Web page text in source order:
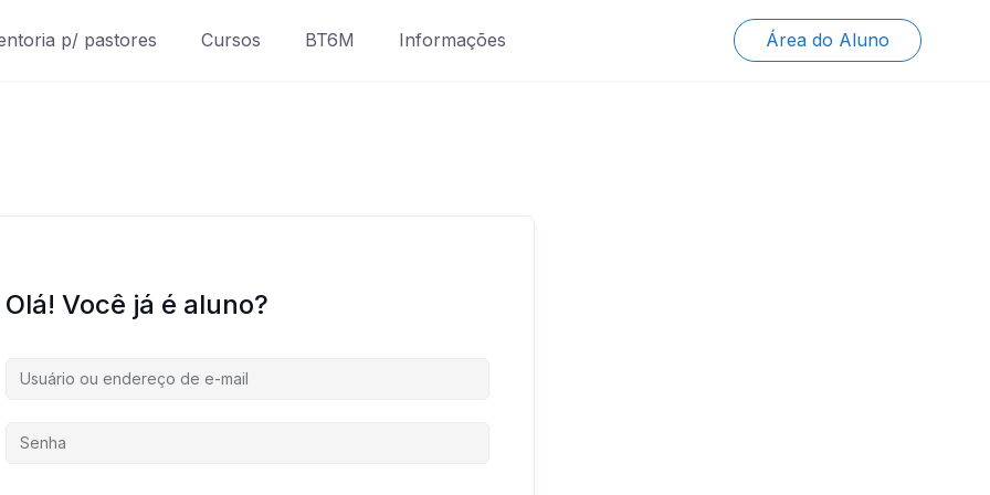
p/ pastores Cursos BT6M Informações Área do Aluno
Olá! Você já é aluno?